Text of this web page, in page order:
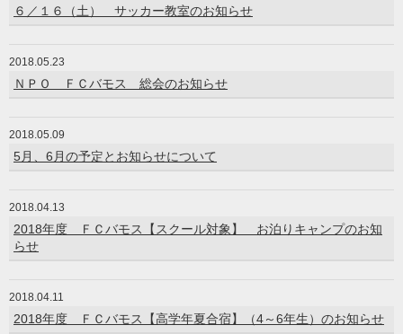
６／１６（土） サッカー教室のお知らせ
2018.05.23
ＮＰＯ ＦＣバモス 総会のお知らせ
2018.05.09
5月、6月の予定とお知らせについて
2018.04.13
2018年度 ＦＣバモス【スクール対象】 お泊りキャンプのお知
らせ
2018.04.11
2018年度 ＦＣバモス【高学年夏合宿】（4～6年生）のお知らせ